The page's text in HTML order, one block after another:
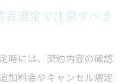
選定で注意すべき
時には、契約内容の確認
加料金やキャンセル規定